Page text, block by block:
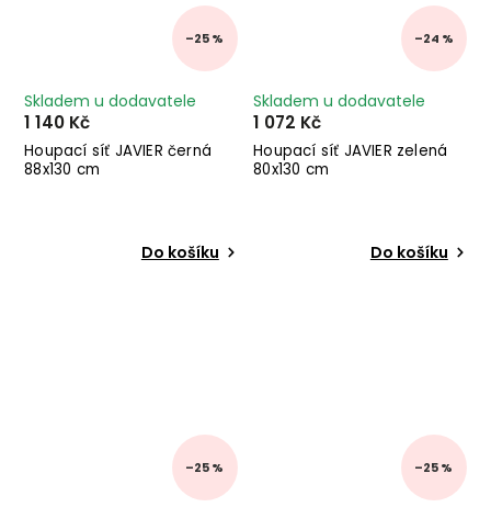
–25 %
Houpací síť JAVIER černá
88x130 cm
Skladem u dodavatele
1 140 Kč
Do košíku
–24 %
Houpací síť JAVIER zelená
80x130 cm
Skladem u dodavatele
1 072 Kč
Do košíku
–25 % –25 %